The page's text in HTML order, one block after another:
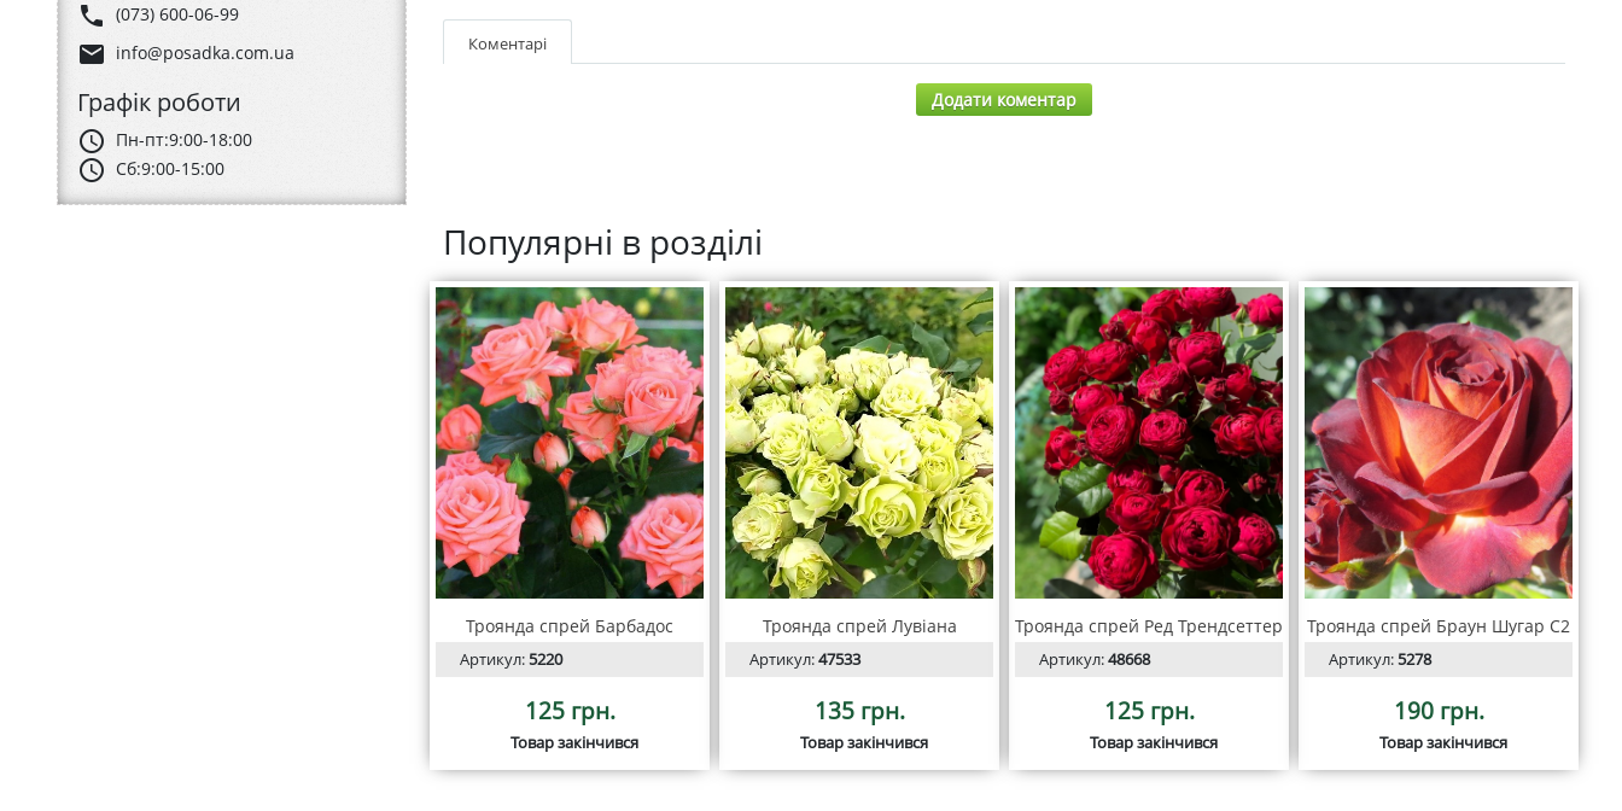
phone (073) 600-06-99
email info@posadka.com.ua
Графік роботи
schedule Пн-пт:9:00-18:00
schedule Сб:9:00-15:00
Коментарі
Додати коментар
Популярні в розділі
Троянда спрей Барбадос
Артикул:5220
125 грн.
Товар закінчився
Троянда спрей Лувіана
Артикул:47533
135 грн.
Товар закінчився
Троянда спрей Ред Трендсеттер
Артикул:48668
125 грн.
Товар закінчився
Троянда спрей Браун Шугар С2
Артикул:5278
190 грн.
Товар закінчився